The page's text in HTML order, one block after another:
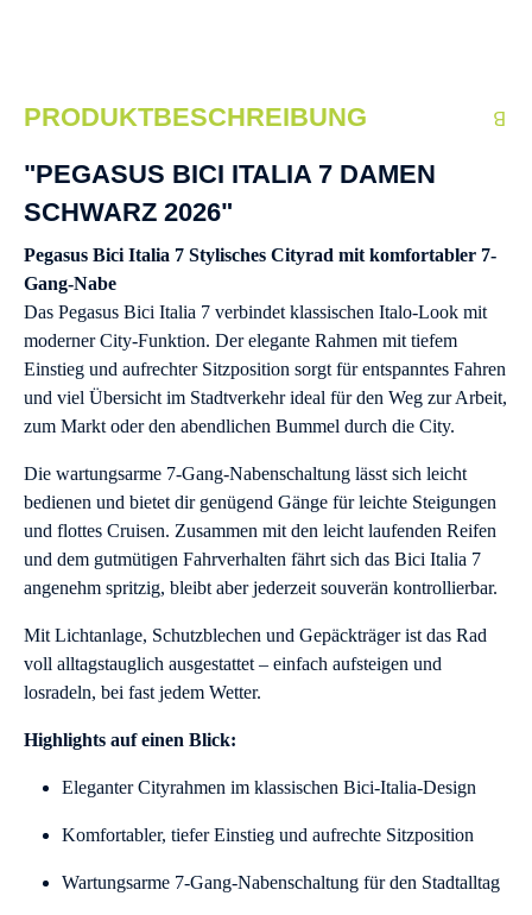
PRODUKTBESCHREIBUNG
"PEGASUS BICI ITALIA 7 DAMEN
SCHWARZ 2026"
Pegasus Bici Italia 7 Stylisches Cityrad mit komfortabler 7-
Gang-Nabe
Das Pegasus Bici Italia 7 verbindet klassischen Italo-Look mit
moderner City-Funktion. Der elegante Rahmen mit tiefem
Einstieg und aufrechter Sitzposition sorgt für entspanntes Fahren
und viel Übersicht im Stadtverkehr ideal für den Weg zur Arbeit,
zum Markt oder den abendlichen Bummel durch die City.
Die wartungsarme 7-Gang-Nabenschaltung lässt sich leicht
bedienen und bietet dir genügend Gänge für leichte Steigungen
und flottes Cruisen. Zusammen mit den leicht laufenden Reifen
und dem gutmütigen Fahrverhalten fährt sich das Bici Italia 7
angenehm spritzig, bleibt aber jederzeit souverän kontrollierbar.
Mit Lichtanlage, Schutzblechen und Gepäckträger ist das Rad
voll alltagstauglich ausgestattet – einfach aufsteigen und
losradeln, bei fast jedem Wetter.
Highlights auf einen Blick:
Eleganter Cityrahmen im klassischen Bici-Italia-Design
Komfortabler, tiefer Einstieg und aufrechte Sitzposition
Wartungsarme 7-Gang-Nabenschaltung für den Stadtalltag